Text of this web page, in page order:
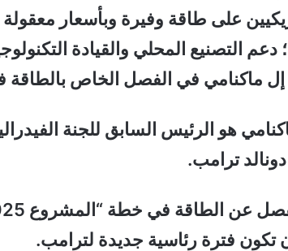
على طاقة وفيرة وبأسعار
التصنيع المحلي والقيادة
إل ماكنامي في الفصل الخاص بالطاقة
ترامب.
تكون فترة رئاسية جديدة لترامب.